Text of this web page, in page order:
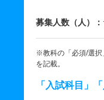
募集人数（人）
※教科の「必須/選択
を記載。
「入試科目」